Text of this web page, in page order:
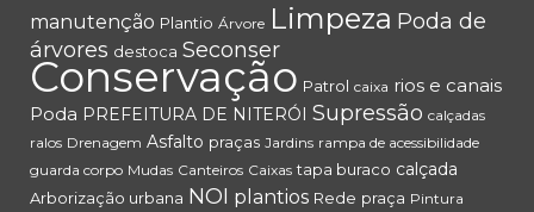
manutenção Plantio Árvore Limpeza Poda de
árvores destoca Seconser
Conservação Patrol caixa rios e canais
Poda PREFEITURA DE NITERÓI Supressão calçadas
ralos Drenagem Asfalto praças Jardins rampa de acessibilidade
guarda corpo Mudas Canteiros Caixas tapa buraco calçada
Arborização urbana NOI plantios Rede praça Pintura